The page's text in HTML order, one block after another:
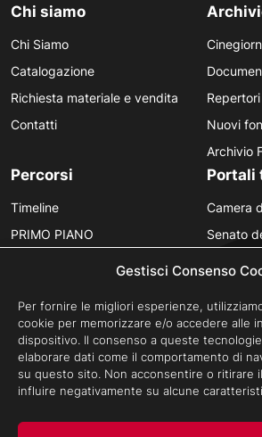
Gestisci Consenso
Per fornire le migliori esperienze,
cookie per memorizzare e/o accedere alle
dispositivo. Il consenso a queste
elaborare dati come il comportamento di
su questo sito. Non acconsentire o ritirare
influire negativamente su alcune
Chi siamo
Chi Siamo
Catalogazione
Richiesta materiale e vendita
Contatti
Repertori
Nuovi
Archivio
Percorsi
Timeline
PRIMO PIANO
Anniversari
Portali
Camera
Senato
Luce
Fare gli